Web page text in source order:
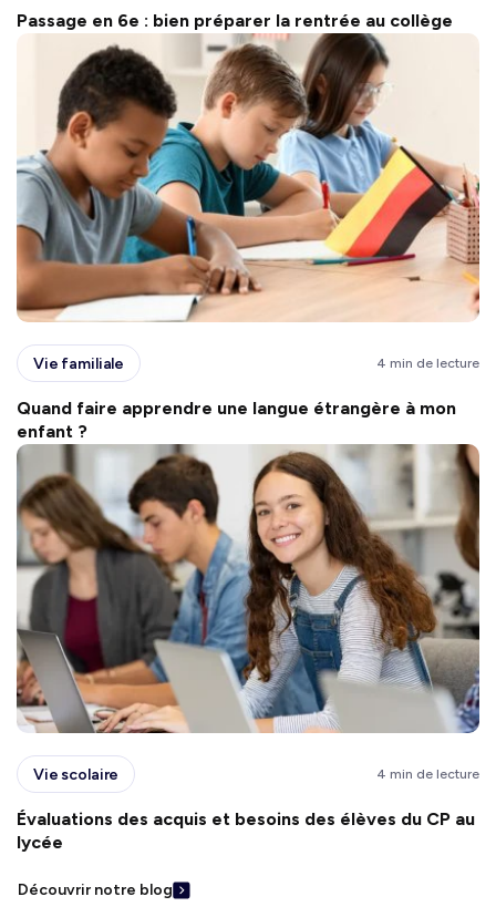
Passage en 6e : bien préparer la rentrée au collège
Vie familiale 4 min de lecture
Quand faire apprendre une langue étrangère à mon
enfant ?
Vie scolaire 4 min de lecture
Évaluations des acquis et besoins des élèves du CP au
lycée
Découvrir notre blog